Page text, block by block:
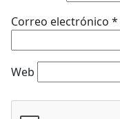
Correo electrónico *
Web